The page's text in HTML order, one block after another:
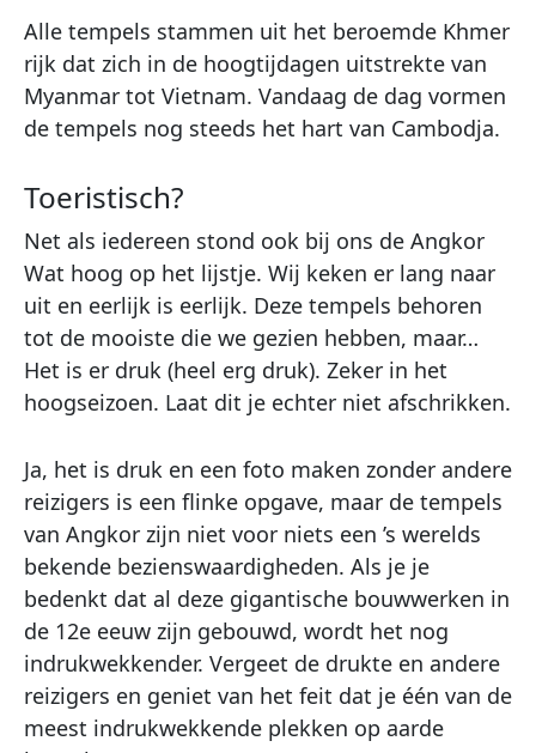
Alle tempels stammen uit het beroemde Khmer
rijk dat zich in de hoogtijdagen uitstrekte van
Myanmar tot Vietnam. Vandaag de dag vormen
de tempels nog steeds het hart van Cambodja.
Toeristisch?
Net als iedereen stond ook bij ons de Angkor
Wat hoog op het lijstje. Wij keken er lang naar
uit en eerlijk is eerlijk. Deze tempels behoren
tot de mooiste die we gezien hebben, maar…
Het is er druk (heel erg druk). Zeker in het
hoogseizoen. Laat dit je echter niet afschrikken.
Ja, het is druk en een foto maken zonder andere
reizigers is een flinke opgave, maar de tempels
van Angkor zijn niet voor niets een ’s werelds
bekende bezienswaardigheden. Als je je
bedenkt dat al deze gigantische bouwwerken in
de 12e eeuw zijn gebouwd, wordt het nog
indrukwekkender. Vergeet de drukte en andere
reizigers en geniet van het feit dat je één van de
meest indrukwekkende plekken op aarde